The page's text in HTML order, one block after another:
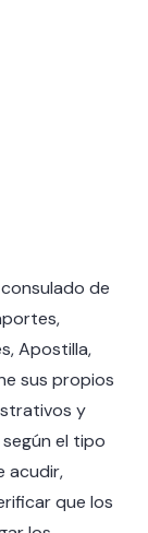
de
Apostilla,
sus propios
y
el tipo
acudir,
que los